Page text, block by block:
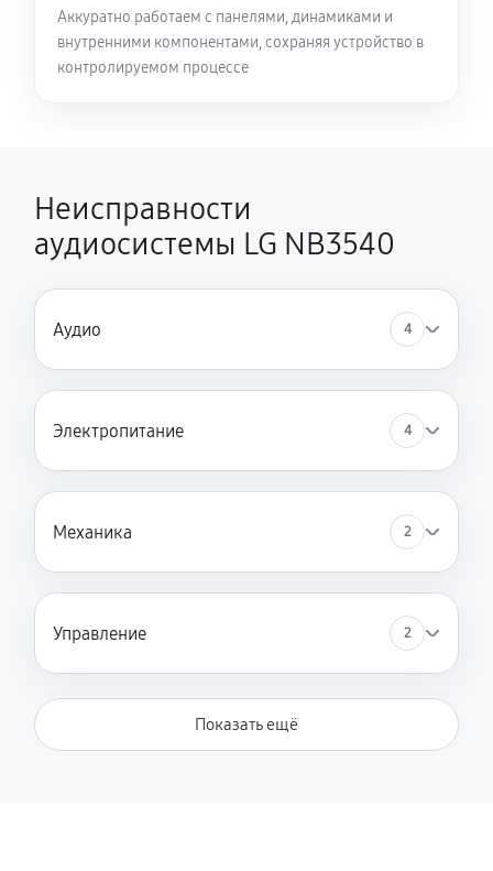
Аккуратно работаем с панелями, динамиками и
внутренними компонентами, сохраняя устройство в
контролируемом процессе
Неисправности
аудиосистемы LG NB3540
Аудио 4
Электропитание 4
Механика 2
Управление 2
Показать ещё